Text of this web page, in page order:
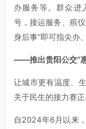
办服务等。群众进
号，接运服务、殡
身后事”即可指尖办
——推出贵阳公交“惠
让城市更有温度、
关于民生的接力赛
自2024年6月以来